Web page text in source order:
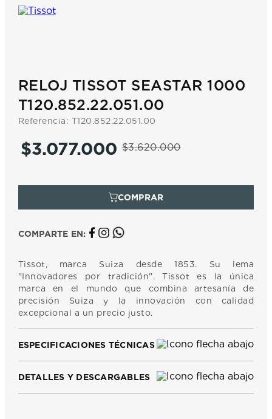
RELOJ TISSOT SEASTAR 1000
T120.852.22.051.00
Referencia: T120.852.22.051.00
$3.620.000
$3.077.000
COMPARTE EN:
Tissot, marca Suiza desde 1853. Su lema
"Innovadores por tradición". Tissot es la única
marca en el mundo que combina artesanía de
precisión Suiza y la innovación con calidad
excepcional a un precio justo.
ESPECIFICACIONES TÉCNICAS
DETALLES Y DESCARGABLES